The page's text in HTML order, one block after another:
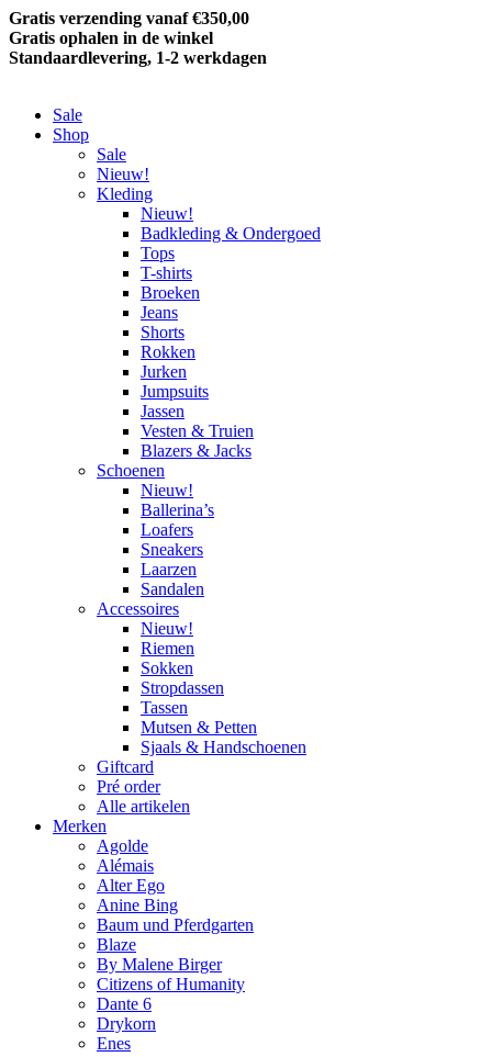
Gratis verzending vanaf €350,00
Gratis ophalen in de winkel
Standaardlevering, 1-2 werkdagen
Sale
Shop
Sale
Nieuw!
Kleding
Nieuw!
Badkleding & Ondergoed
Tops
T-shirts
Broeken
Jeans
Shorts
Rokken
Jurken
Jumpsuits
Jassen
Vesten & Truien
Blazers & Jacks
Schoenen
Nieuw!
Ballerina’s
Loafers
Sneakers
Laarzen
Sandalen
Accessoires
Nieuw!
Riemen
Sokken
Stropdassen
Tassen
Mutsen & Petten
Sjaals & Handschoenen
Giftcard
Pré order
Alle artikelen
Merken
Agolde
Alémais
Alter Ego
Anine Bing
Baum und Pferdgarten
Blaze
By Malene Birger
Citizens of Humanity
Dante 6
Drykorn
Enes